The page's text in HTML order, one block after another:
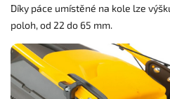
Díky páce umístěné na kole lze
poloh, od 22 do 65 mm.